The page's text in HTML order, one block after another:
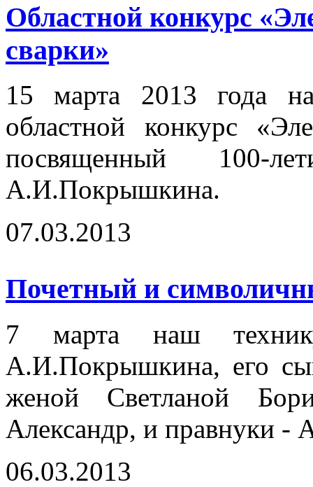
Областной конкурс
сварки»
15 марта 2013 года
областной конкурс
посвященный 100-
А.И.Покрышкина.
07.03.2013
Почетный и
7 марта наш
А.И.Покрышкина, его
женой Светланой
Александр, и правнуки -
06.03.2013